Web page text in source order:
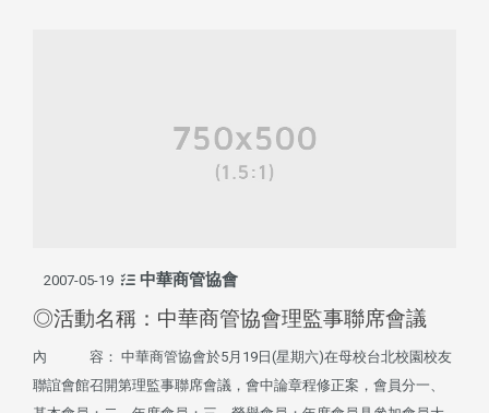
2007-05-19 中華商管協會
◎活動名稱：中華商管協會理監事聯席會議
內 容： 中華商管協會於5月19日(星期六)在母校台北校園校友
聯誼會館召開第理監事聯席會議，會中論章程修正案，會員分一、